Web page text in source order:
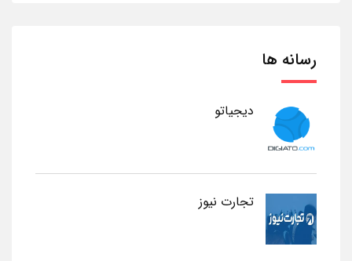
رسانه ها
دیجیاتو
تجارت نیوز